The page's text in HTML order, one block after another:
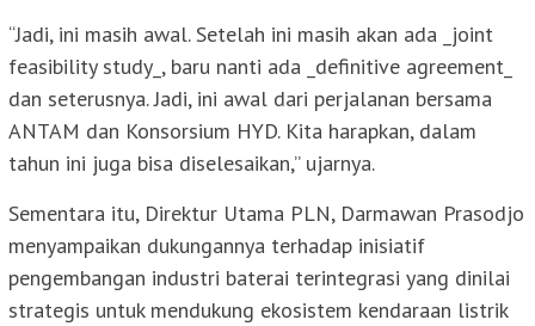
“Jadi, ini masih awal. Setelah ini masih akan ada _joint
feasibility study_, baru nanti ada _definitive agreement_
dan seterusnya. Jadi, ini awal dari perjalanan bersama
ANTAM dan Konsorsium HYD. Kita harapkan, dalam
tahun ini juga bisa diselesaikan,” ujarnya.
Sementara itu, Direktur Utama PLN, Darmawan Prasodjo
menyampaikan dukungannya terhadap inisiatif
pengembangan industri baterai terintegrasi yang dinilai
strategis untuk mendukung ekosistem kendaraan listrik